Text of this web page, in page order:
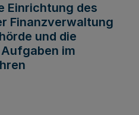
Einrichtung des
Finanzverwaltung
und die
im